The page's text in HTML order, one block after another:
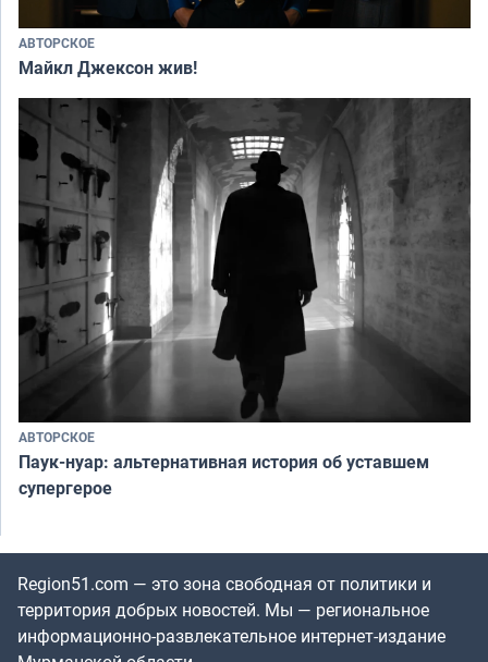
АВТОРСКОЕ
Майкл Джексон жив!
АВТОРСКОЕ
Паук-нуар: альтернативная история об уставшем
супергерое
Region51.com — это зона свободная от политики и
территория добрых новостей. Мы — региональное
информационно-развлекательное интернет-издание